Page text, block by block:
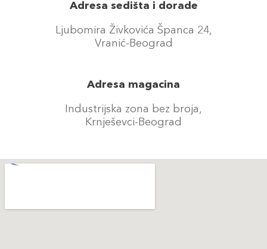
Adresa sedišta i dorade
Ljubomira Živkovića Španca 24,
Vranić-Beograd
Adresa magacina
Industrijska zona bez broja,
Krnješevci-Beograd